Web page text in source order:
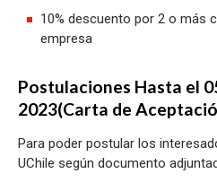
10% descuento por 2 o más
empresa
Postulaciones Hasta el
2023(Carta de
Para poder postular los
UChile según documento